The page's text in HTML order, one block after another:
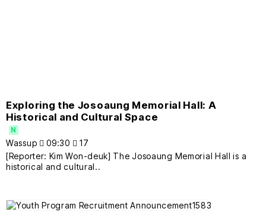
Exploring the Josoaung Memorial Hall: A
Historical and Cultural Space
N
Wassup 09:30
17
[Reporter: Kim Won-deuk] The Josoaung Memorial Hall is a
historical and cultural..